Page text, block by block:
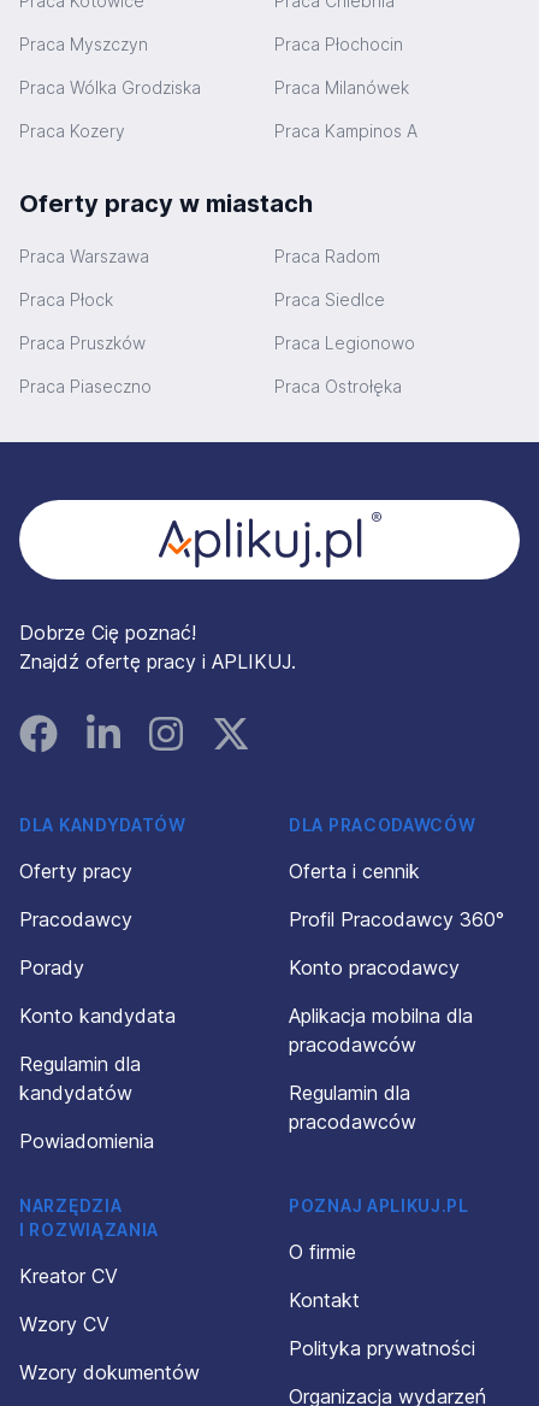
Praca Myszczyn Praca Płochocin
Praca Wólka Grodziska Praca Milanówek
Praca Kozery Praca Kampinos A
Oferty pracy w miastach
Praca Warszawa Praca Radom
Praca Płock Praca Siedlce
Praca Pruszków Praca Legionowo
Praca Piaseczno Praca Ostrołęka
Dobrze Cię poznać!
Znajdź ofertę pracy i APLIKUJ.
FacebookLinked InInstagramInstagram
DLA KANDYDATÓW
Oferty pracy
Pracodawcy
Porady
Konto kandydata
Regulamin dla
kandydatów
Powiadomienia
DLA PRACODAWCÓW
Oferta i cennik
Profil Pracodawcy 360°
Konto pracodawcy
Aplikacja mobilna dla
pracodawców
Regulamin dla
pracodawców
NARZĘDZIA
I ROZWIĄZANIA
Kreator CV
Wzory CV
Wzory dokumentów
POZNAJ APLIKUJ.PL
O firmie
Kontakt
Polityka prywatności
Organizacja wydarzeń